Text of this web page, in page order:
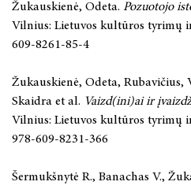
Žukauskienė, Odeta. Pozuotojo
Vilnius: Lietuvos kultūros tyrimų
609-8261-85-4
Žukauskienė, Odeta, Rubavičius,
Skaidra et al. Vaizd(ini)ai ir
Vilnius: Lietuvos kultūros tyrimų
978-609-8231-366
Šermukšnytė R., Banachas V.,